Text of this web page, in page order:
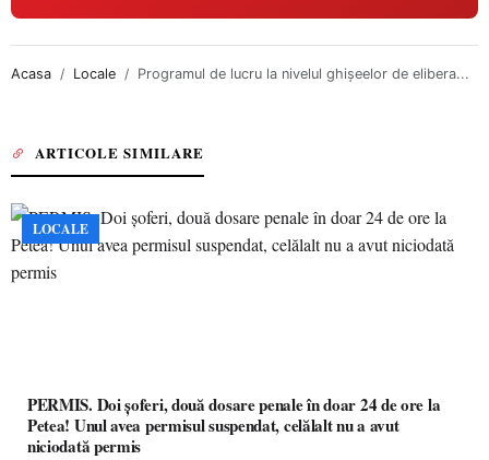
Acasa Locale Programul de lucru la nivelul ghișeelor de elibera...
ARTICOLE SIMILARE
LOCALE
PERMIS. Doi șoferi, două dosare penale în doar 24 de ore la
Petea! Unul avea permisul suspendat, celălalt nu a avut
niciodată permis